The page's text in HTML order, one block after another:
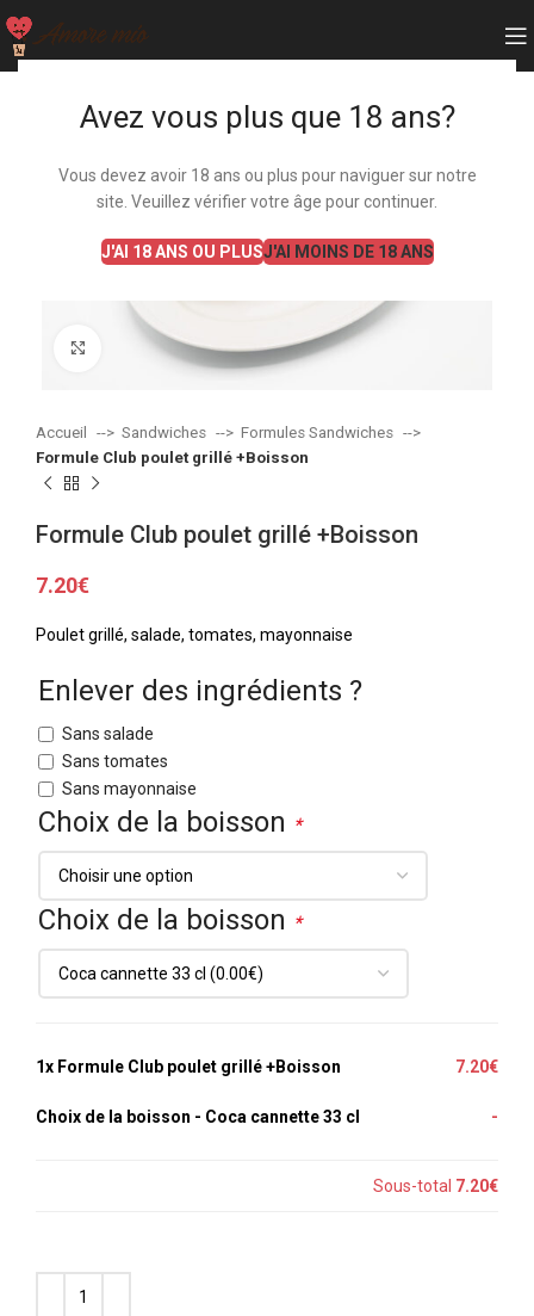
Avez vous plus que 18 ans?
Vous devez avoir 18 ans ou plus pour naviguer sur notre
site. Veuillez vérifier votre âge pour continuer.
J'AI 18 ANS OU PLUSJ'AI MOINS DE 18 ANS
Agrandir
Accueil Sandwiches
Formules Sandwiches
Formule Club poulet grillé +Boisson
Formule Club poulet grillé +Boisson
7.20€
Poulet grillé, salade, tomates, mayonnaise
Enlever des ingrédients ?
Sans salade
Sans tomates
Sans mayonnaise
Choix de la boisson *
Choix de la boisson *
1x Formule Club poulet grillé +Boisson 7.20€
Choix de la boisson - Coca cannette 33 cl -
Sous-total 7.20€